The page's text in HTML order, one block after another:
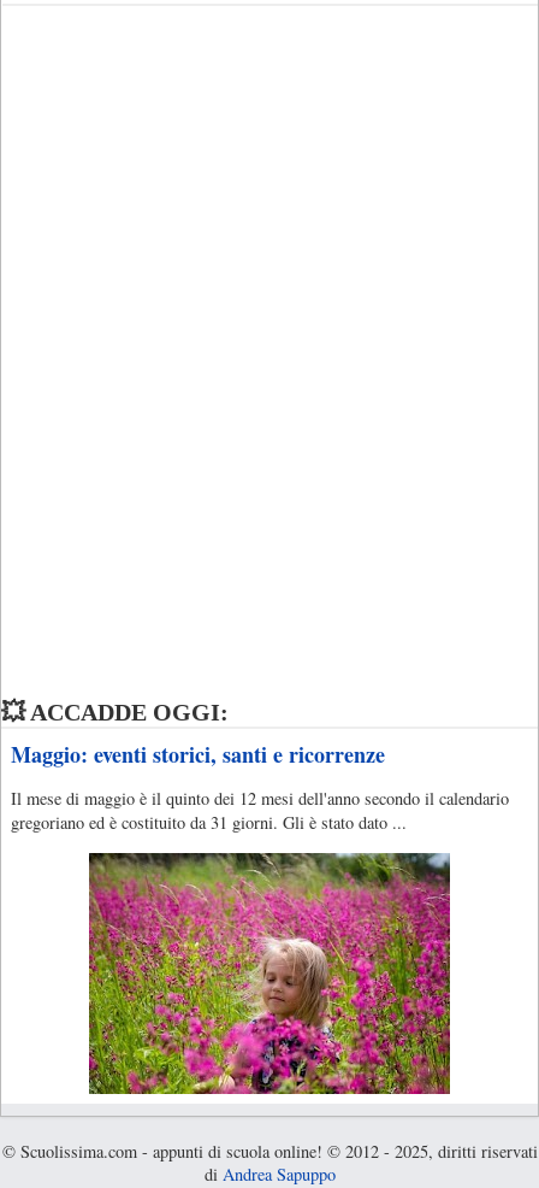
💥 ACCADDE OGGI:
Maggio: eventi storici, santi e ricorrenze
Il mese di maggio è il quinto dei 12 mesi dell'anno secondo il calendario
gregoriano ed è costituito da 31 giorni. Gli è stato dato ...
© Scuolissima.com - appunti di scuola online! © 2012 - 2025, diritti riservati
di Andrea Sapuppo